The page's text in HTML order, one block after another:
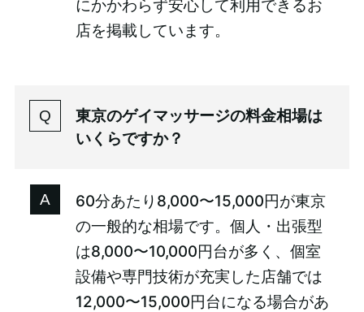
にかかわらず安心して利用できるお
店を掲載しています。
東京のゲイマッサージの料金相場は
いくらですか？
60分あたり8,000〜15,000円が東京
の一般的な相場です。個人・出張型
は8,000〜10,000円台が多く、個室
設備や専門技術が充実した店舗では
12,000〜15,000円台になる場合があ